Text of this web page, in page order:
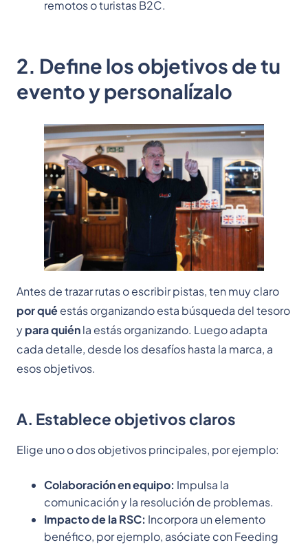
remotos o turistas B2C.
2. Define los objetivos de tu
evento y personalízalo
Antes de trazar rutas o escribir pistas, ten muy claro
por quéestás organizando esta búsqueda del tesoro
ypara quiénla estás organizando. Luego adapta
cada detalle, desde los desafíos hasta la marca, a
esos objetivos.
A. Establece objetivos claros
Elige uno o dos objetivos principales, por ejemplo:
Colaboración en equipo: Impulsa la
comunicación y la resolución de problemas.
Impacto de la RSC: Incorpora un elemento
benéfico, por ejemplo, asóciate con Feeding